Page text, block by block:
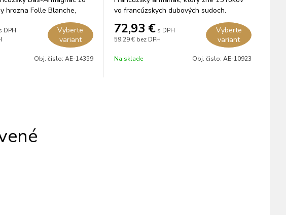
hrozna Folle Blanche,
v dubových sudoch.
DPH
Vyberte
variant
Obj. čislo: AE-14359
vo francúzskych dubových sudoch.
72,93 € s DPH
59,29 € bez DPH
Vyberte
variant
Na sklade Obj. čislo: AE-10923